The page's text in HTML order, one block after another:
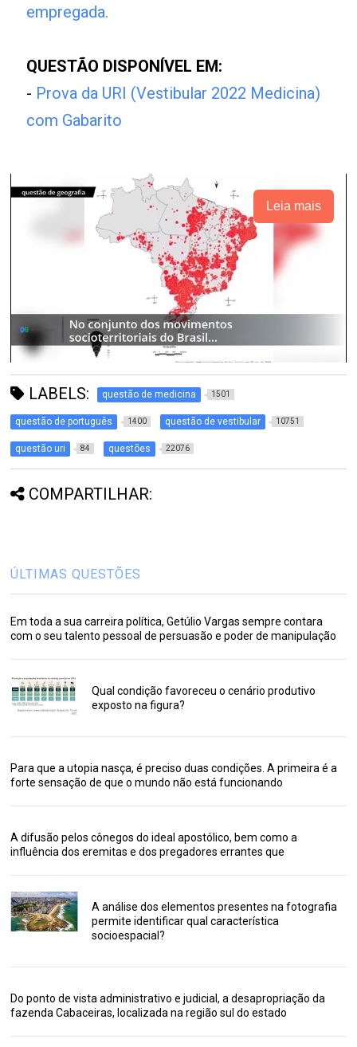
empregada.
QUESTÃO DISPONÍVEL EM:
- Prova da URI (Vestibular 2022 Medicina)
com Gabarito
Leia mais
LABELS: questão de medicina 1501
questão de português 1400 questão de vestibular 10751
questão uri 84 questões 22076
COMPARTILHAR:
ÚLTIMAS QUESTÕES
Em toda a sua carreira política, Getúlio Vargas sempre contara
com o seu talento pessoal de persuasão e poder de manipulação
Qual condição favoreceu o cenário produtivo
exposto na figura?
Para que a utopia nasça, é preciso duas condições. A primeira é a
forte sensação de que o mundo não está funcionando
A difusão pelos cônegos do ideal apostólico, bem como a
influência dos eremitas e dos pregadores errantes que
A análise dos elementos presentes na fotografia
permite identificar qual característica
socioespacial?
Do ponto de vista administrativo e judicial, a desapropriação da
fazenda Cabaceiras, localizada na região sul do estado